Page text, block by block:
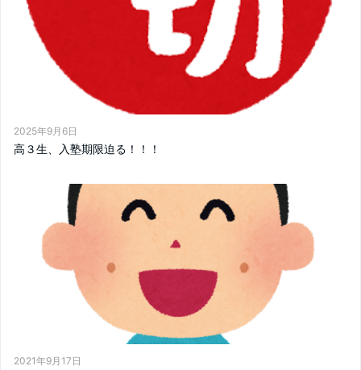
2025年9月6日
高３生、入塾期限迫る！！！
2021年9月17日